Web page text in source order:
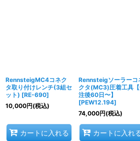
RennsteigMC4コネク
タ取り付けレンチ(3組セ
ット) [RE-690]
10,000円(税込)
カートに入れる
Rennsteigソーラーコ
クタ(MC3)圧着工具
注後60日〜】
[PEW12.194]
74,000円(税込)
カートに入れ